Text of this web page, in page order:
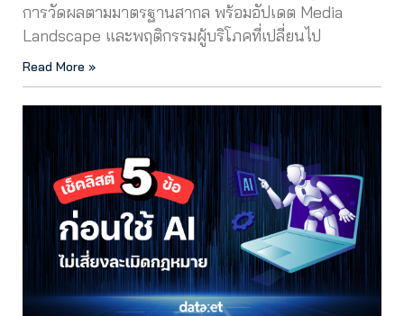
การวัดผลตามมาตรฐานสากล พร้อมอัปเดต Media
Landscape และพฤติกรรมผู้บริโภคที่เปลี่ยนไป
Read More »